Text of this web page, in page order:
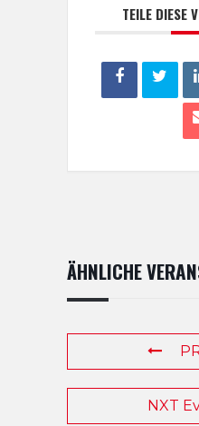
TEILE DIESE
ÄHNLICHE
NXT